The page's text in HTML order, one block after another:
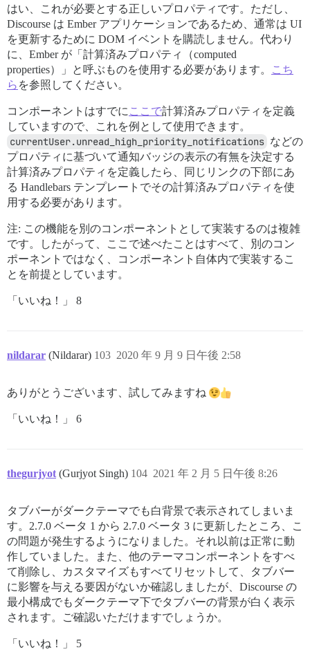
はい、これが必要とする正しいプロパティです。ただし、
Discourse は Ember アプリケーションであるため、通常は UI
を更新するために DOM イベントを購読しません。代わり
に、Ember が「計算済みプロパティ（computed
properties）」と呼ぶものを使用する必要があります。
こち
ら を参照してください。
コンポーネントはすでに ここで計算済みプロパティを定義
していますので、これを例として使用できます。
currentUser.unread_high_priority_notifications などの
プロパティに基づいて通知バッジの表示の有無を決定する
計算済みプロパティを定義したら、同じリンクの下部にあ
る Handlebars テンプレートでその計算済みプロパティを使
用する必要があります。
注: この機能を別のコンポーネントとして実装するのは複雑
です。したがって、ここで述べたことはすべて、別のコン
ポーネントではなく、コンポーネント自体内で実装するこ
とを前提としています。
「いいね！」 8
nildarar (Nildarar) 2020 年 9 月 9 日午後 2:58
103
ありがとうございます、試してみますね
「いいね！」 6
thegurjyot (Gurjyot Singh) 2021 年 2 月 5 日午後 8:26
104
タブバーがダークテーマでも白背景で表示されてしまいま
す。2.7.0 ベータ 1 から 2.7.0 ベータ 3 に更新したところ、こ
の問題が発生するようになりました。それ以前は正常に動
作していました。また、他のテーマコンポーネントをすべ
て削除し、カスタマイズもすべてリセットして、タブバー
に影響を与える要因がないか確認しましたが、Discourse の
最小構成でもダークテーマ下でタブバーの背景が白く表示
されます。ご確認いただけますでしょうか。
「いいね！」 5